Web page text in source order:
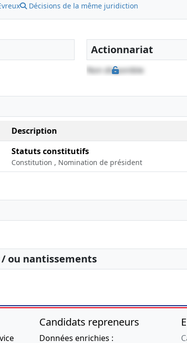
Décisions de la même juridiction
Actionnariat
Non disponible
Description
Statuts constitutifs
Constitution , Nomination de président
ou nantissements
Candidats repreneurs
Données enrichies :